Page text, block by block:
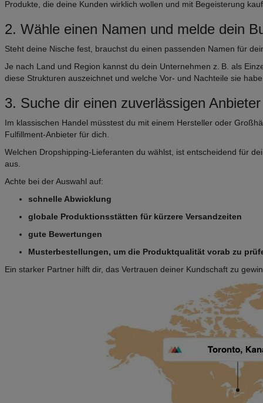
Produkte, die deine Kunden wirklich wollen und mit Begeisterung
2. Wähle einen Namen und melde dein
Steht deine Nische fest, brauchst du einen passenden Namen für
Je nach Land und Region kannst du dein Unternehmen z. B. als
diese Strukturen auszeichnet und welche Vor- und Nachteile sie
3. Suche dir einen zuverlässigen Anbieter
Im klassischen Handel müsstest du mit einem Hersteller oder
Fulfillment-Anbieter für dich.
Welchen Dropshipping-Lieferanten du wählst, ist entscheidend für
aus.
Achte bei der Auswahl auf:
schnelle Abwicklung
globale Produktionsstätten für kürzere Versandzeiten
gute Bewertungen
Musterbestellungen, um die Produktqualität vorab zu
Ein starker Partner hilft dir, das Vertrauen deiner Kundschaft zu